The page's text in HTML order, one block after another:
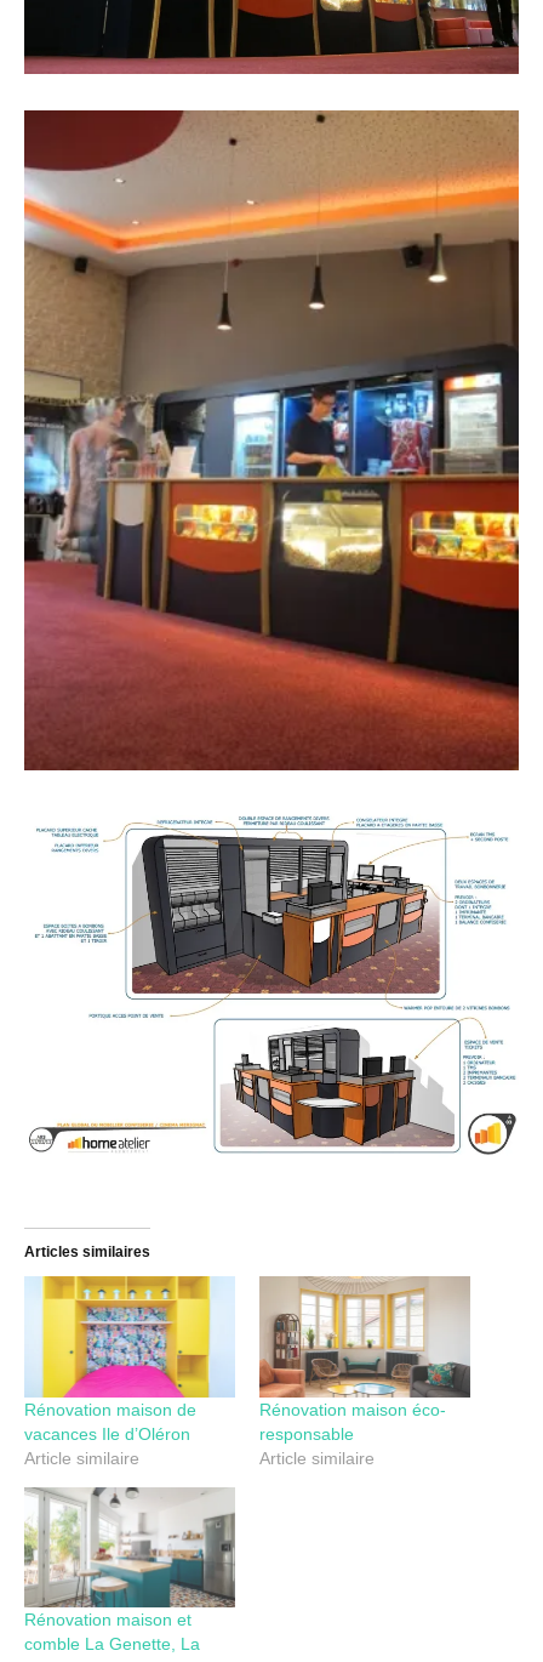
Articles similaires
Rénovation maison de
vacances Ile d’Oléron
Article similaire
Rénovation maison éco-
responsable
Article similaire
Rénovation maison et
comble La Genette, La